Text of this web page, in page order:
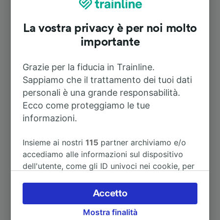
A Paris Montparnasse 4h 33m
A St-Jean-Pied-de-Port 51m
A Bordeaux St-Jean
Vedi altri itinerari
La vostra privacy è per noi molto
importante
Grazie per la fiducia in Trainline.
Sappiamo che il trattamento dei tuoi dati
personali è una grande responsabilità.
Ecco come proteggiamo le tue
informazioni.
Insieme ai nostri115 partner archiviamo e/o
accediamo alle informazioni sul dispositivo
dell'utente, come gli ID univoci nei cookie, per
accettare o gestire le proprie scelte facendo
clic di seguito, tra cui il proprio diritto di
opporsi sulla base di un interesse legittimo o
Mostra finalità
Accetto